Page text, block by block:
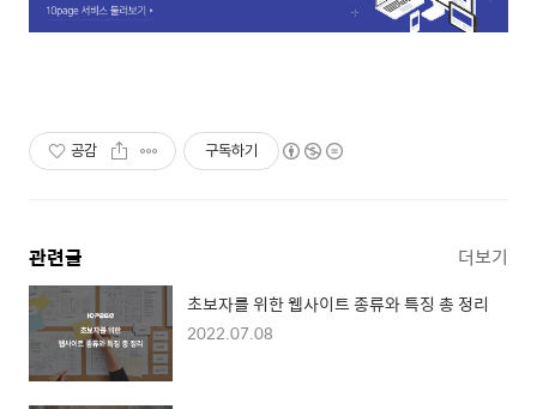
공감 구독하기
관련글 더보기
초보자를 위한 웹사이트 종류와 특징 총 정리
2022.07.08